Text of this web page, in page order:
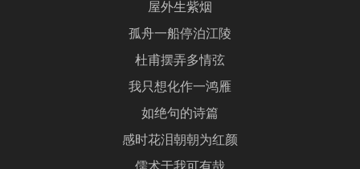
屋外生紫烟
孤舟一船停泊江陵
杜甫摆弄多情弦
我只想化作一鸿雁
如绝句的诗篇
感时花泪朝朝为红颜